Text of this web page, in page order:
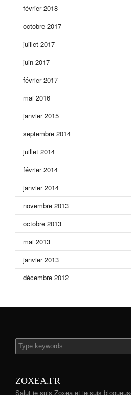
février 2018
octobre 2017
juillet 2017
juin 2017
février 2017
mai 2016
janvier 2015
septembre 2014
juillet 2014
février 2014
janvier 2014
novembre 2013
octobre 2013
mai 2013
janvier 2013
décembre 2012
ZOXEA.FR
Salut je suis Zoxea et je suis